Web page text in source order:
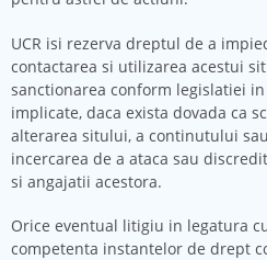
UCR isi rezerva dreptul de a
contactarea si utilizarea acestui
sanctionarea conform legislatiei
implicate, daca exista dovada ca
alterarea sitului, a continutului
incercarea de a ataca sau
si angajatii acestora.
Orice eventual litigiu in legatura
competenta instantelor de drept